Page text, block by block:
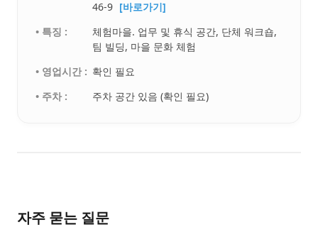
46-9 [바로가기]
• 특징 :
체험마을. 업무 및 휴식 공간, 단체 워크숍,
팀 빌딩, 마을 문화 체험
• 영업시간 : 확인 필요
• 주차 :
주차 공간 있음 (확인 필요)
자주 묻는 질문